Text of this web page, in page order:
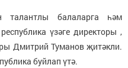
талантлы балаларга һәм
үзәге директоры ,
Дмитрий Туманов җитәкли.
буйлап үтә.